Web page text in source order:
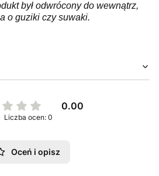
był odwrócony do wewnątrz,
o guziki czy suwaki.
0.00
Liczba ocen: 0
Oceń i opisz